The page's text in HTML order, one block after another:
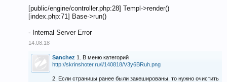
[public/engine/controller.php:28] Templ->render()
[index.php:71] Base->run()
- Internal Server Error
14.08.18
Sanchez 1. В меню категорий
http://skrinshoter.ru/i/140818/V3y6BRuh.png
2. Если страницы ранее были закешированы, то нужно очистить